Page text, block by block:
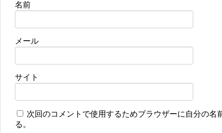
名前
メール
サイト
次回のコメントで使用するためブラウザーに自分の名
る。